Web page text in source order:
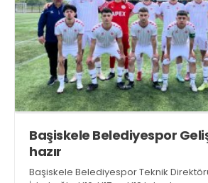
Başiskele Belediyespor
hazır
Başiskele Belediyespor Teknik